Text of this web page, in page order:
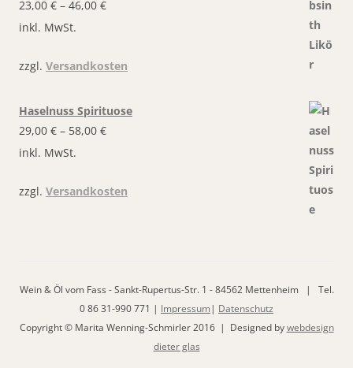
23,00 € – 46,00 €
inkl. MwSt.
zzgl. Versandkosten
Haselnuss Spirituose
29,00 € – 58,00 €
inkl. MwSt.
zzgl. Versandkosten
Wein & Öl vom Fass - Sankt-Rupertus-Str. 1 - 84562 Mettenheim | Tel.
0 86 31-990 771 | Impressum | Datenschutz
Copyright © Marita Wenning-Schmirler 2016 | Designed bywebdesign
dieter glas